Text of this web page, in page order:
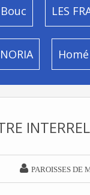
LES
 PAROISSES DE